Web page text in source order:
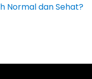
Normal dan Sehat?